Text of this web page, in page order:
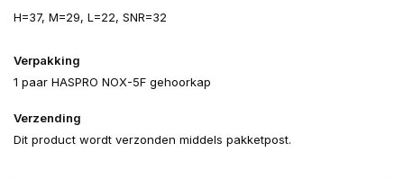
H=37, M=29, L=22, SNR=32
Verpakking
1 paar HASPRO NOX-5F gehoorkap
Verzending
Dit product wordt verzonden middels pakketpost.